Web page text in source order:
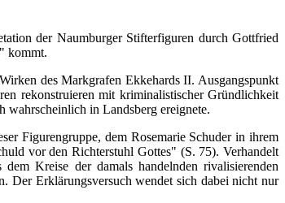
der Naumburger Stifterfiguren durch Gottfried
kommt.
des Markgrafen Ekkehards II. Ausgangspunkt
rekonstruieren mit kriminalistischer Gründlichkeit
wahrscheinlich in Landsberg ereignete.
Figurengruppe, dem Rosemarie Schuder in ihrem
vor den Richterstuhl Gottes" (S. 75). Verhandelt
Kreise der damals handelnden rivalisierenden
Der Erklärungsversuch wendet sich dabei nicht nur